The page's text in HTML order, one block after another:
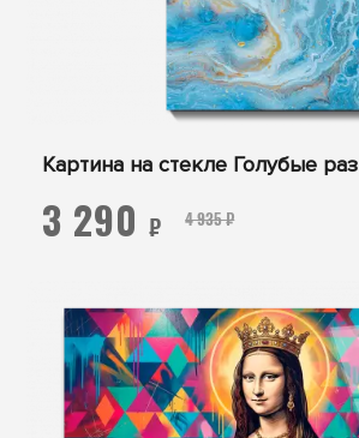
Картина на стекле Голубые
4 935 ₽
3 290 ₽